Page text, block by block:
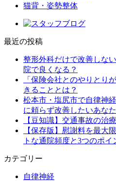
猫背・姿勢整体
最近の投稿
整形外科だけで改善しな
院で良くなる？
「保険会社とのやりとり
きることとは？
松本市・塩尻市で自律神
に頼らず改善したいあな
【豆知識】交通事故の治
【保存版】慰謝料を最大
トな通院頻度と3つのポイ
カテゴリー
自律神経